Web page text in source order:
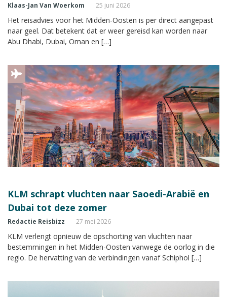
Klaas-Jan Van Woerkom 25 juni 2026
Het reisadvies voor het Midden-Oosten is per direct aangepast
naar geel. Dat betekent dat er weer gereisd kan worden naar
Abu Dhabi, Dubai, Oman en […]
KLM schrapt vluchten naar Saoedi-Arabië en
Dubai tot deze zomer
Redactie Reisbizz 27 mei 2026
KLM verlengt opnieuw de opschorting van vluchten naar
bestemmingen in het Midden-Oosten vanwege de oorlog in die
regio. De hervatting van de verbindingen vanaf Schiphol […]